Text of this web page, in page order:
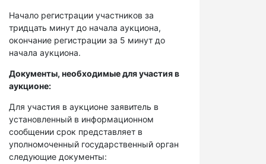
Начало регистрации участников за
тридцать минут до начала аукциона,
окончание регистрации за 5 минут до
начала аукциона.
Документы, необходимые для участия в
аукционе:
Для участия в аукционе заявитель в
установленный в информационном
сообщении срок представляет в
уполномоченный государственный орган
следующие документы: